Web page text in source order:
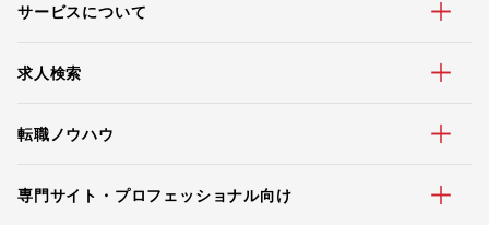
サービスについて
求人検索
転職ノウハウ
専門サイト・プロフェッショナル向け